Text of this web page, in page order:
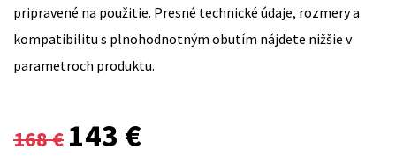
pripravené na použitie. Presné technické údaje, rozmery a
kompatibilitu s plnohodnotným obutím nájdete nižšie v
parametroch produktu.
168€
Original
143 €